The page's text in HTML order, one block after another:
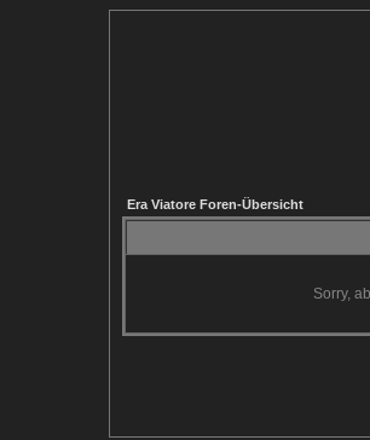
Era Viatore Foren-Übersicht
Sorry,